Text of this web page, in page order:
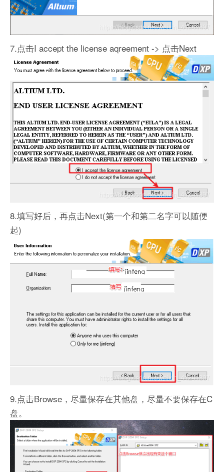
7.点击I accept the license aqreement -> 点击Next
8.填写好后，再点击Next(第一个和第二名字可以随便
起)
9.点击Browse，尽量保存在其他盘，尽量不要保存在C
盘。